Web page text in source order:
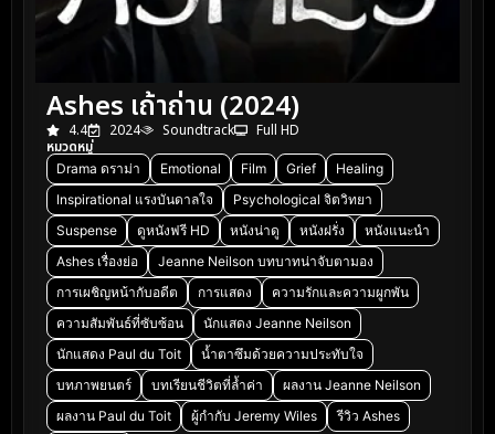
Ashes เถ้าถ่าน (2024)
4.4 2024 Soundtrack
Full HD
หมวดหมู่
Drama ดราม่า Emotional Film Grief
Healing
Inspirational แรงบันดาลใจ
Psychological จิตวิทยา
Suspense
ดูหนังฟรี HD หนังน่าดู หนังฝรั่ง
หนังแนะนำ
Ashes เรื่องย่อ
Jeanne Neilson บทบาทน่าจับตามอง
การเผชิญหน้ากับอดีต
การแสดง
ความรักและความผูกพัน
ความสัมพันธ์ที่ซับซ้อน
นักแสดง Jeanne Neilson
นักแสดง Paul du Toit
น้ำตาซึมด้วยความประทับใจ
บทภาพยนตร์
บทเรียนชีวิตที่ล้ำค่า
ผลงาน Jeanne Neilson
ผลงาน Paul du Toit
ผู้กำกับ Jeremy Wiles
รีวิว Ashes